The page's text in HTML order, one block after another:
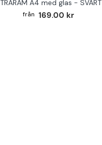
TRÄRAM A4 med glas - SVART
169.00 kr